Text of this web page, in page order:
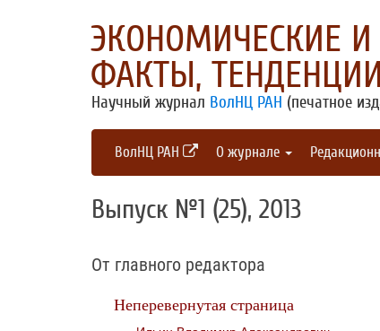
ЭКОНОМИЧЕСКИЕ
ФАКТЫ,
Научный журнал ВолНЦ РАН (печатное
ВолНЦ РАН О журнале
Выпуск №1 (25), 2013
От главного редактора
Неперевернутая страница